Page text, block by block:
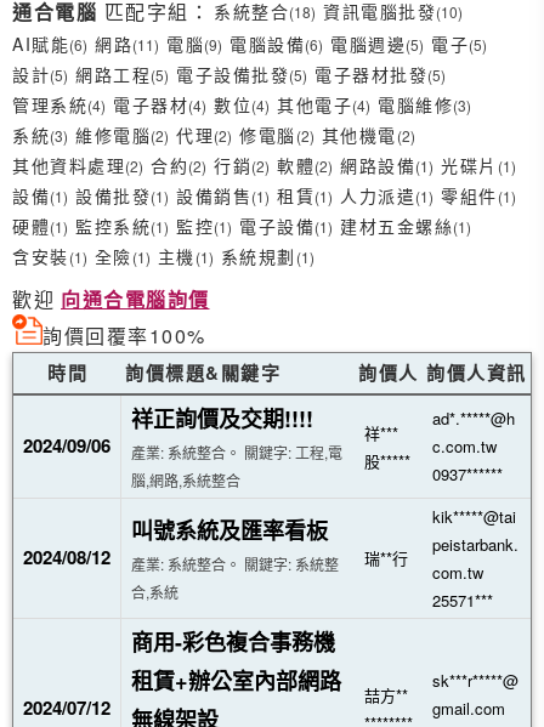
通合電腦 匹配字組： 系統整合(18) 資訊電腦批發(10)
AI賦能(6) 網路(11) 電腦(9) 電腦設備(6) 電腦週邊(5) 電子(5)
設計(5) 網路工程(5) 電子設備批發(5) 電子器材批發(5)
管理系統(4) 電子器材(4) 數位(4) 其他電子(4) 電腦維修(3)
系統(3) 維修電腦(2) 代理(2) 修電腦(2) 其他機電(2)
其他資料處理(2) 合約(2) 行銷(2) 軟體(2) 網路設備(1) 光碟片 (1)
設備(1) 設備批發(1) 設備銷售(1) 租賃(1) 人力派遣(1) 零組件(1)
硬體(1) 監控系統(1) 監控(1) 電子設備(1) 建材五金螺絲(1)
含安裝(1) 全險(1) 主機(1) 系統規劃 (1)
歡迎 向通合電腦詢價
詢價回覆率100%
時間 詢價標題&關鍵字 詢價人 詢價人資訊
2024/09/06
祥正詢價及交期!!!!
產業: 系統整合。 關鍵字: 工程,電
腦,網路,系統整合
祥***
股*****
ad*.*****@h
c.com.tw
0937******
2024/08/12
叫號系統及匯率看板
產業: 系統整合。 關鍵字: 系統整
合,系統
瑞**行
kik*****@tai
peistarbank.
com.tw
25571***
2024/07/12
商用-彩色複合事務機
租賃+辦公室內部網路
無線架設
喆方**
********
sk***r*****@
gmail.com